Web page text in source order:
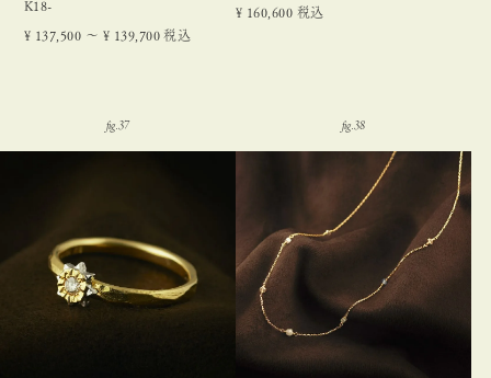
K18-
¥ 137,500 〜 ¥ 139,700 税込
¥ 160,600 税込